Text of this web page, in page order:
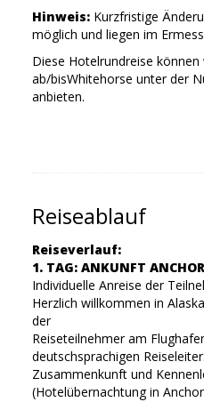
Hinweis: Kurzfristige
möglich und liegen im
Diese Hotelrundreise können
ab/bisWhitehorse unter der
anbieten.
Reiseablauf
Reiseverlauf:
1. TAG: ANKUNFT
Individuelle Anreise der
Herzlich willkommen in
der
Reiseteilnehmer am
deutschsprachigen
Zusammenkunft und
(Hotelübernachtung in